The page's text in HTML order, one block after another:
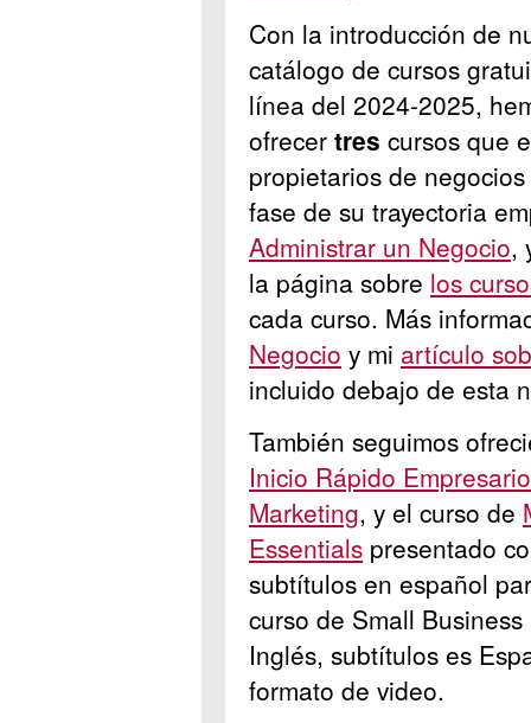
Con la introducción de
catálogo de cursos
línea del 2024-2025,
ofrecer tres cursos que
propietarios de
fase de su trayectoria
Administrar un Negocio,
la página sobre los
cada curso. Más
Negocio y mi artículo
incluido debajo de esta
También seguimos
Inicio Rápido Empresario
Marketing, y el curso de
Essentials presentado
subtítulos en español
curso de Small
Inglés, subtítulos es
formato de video.